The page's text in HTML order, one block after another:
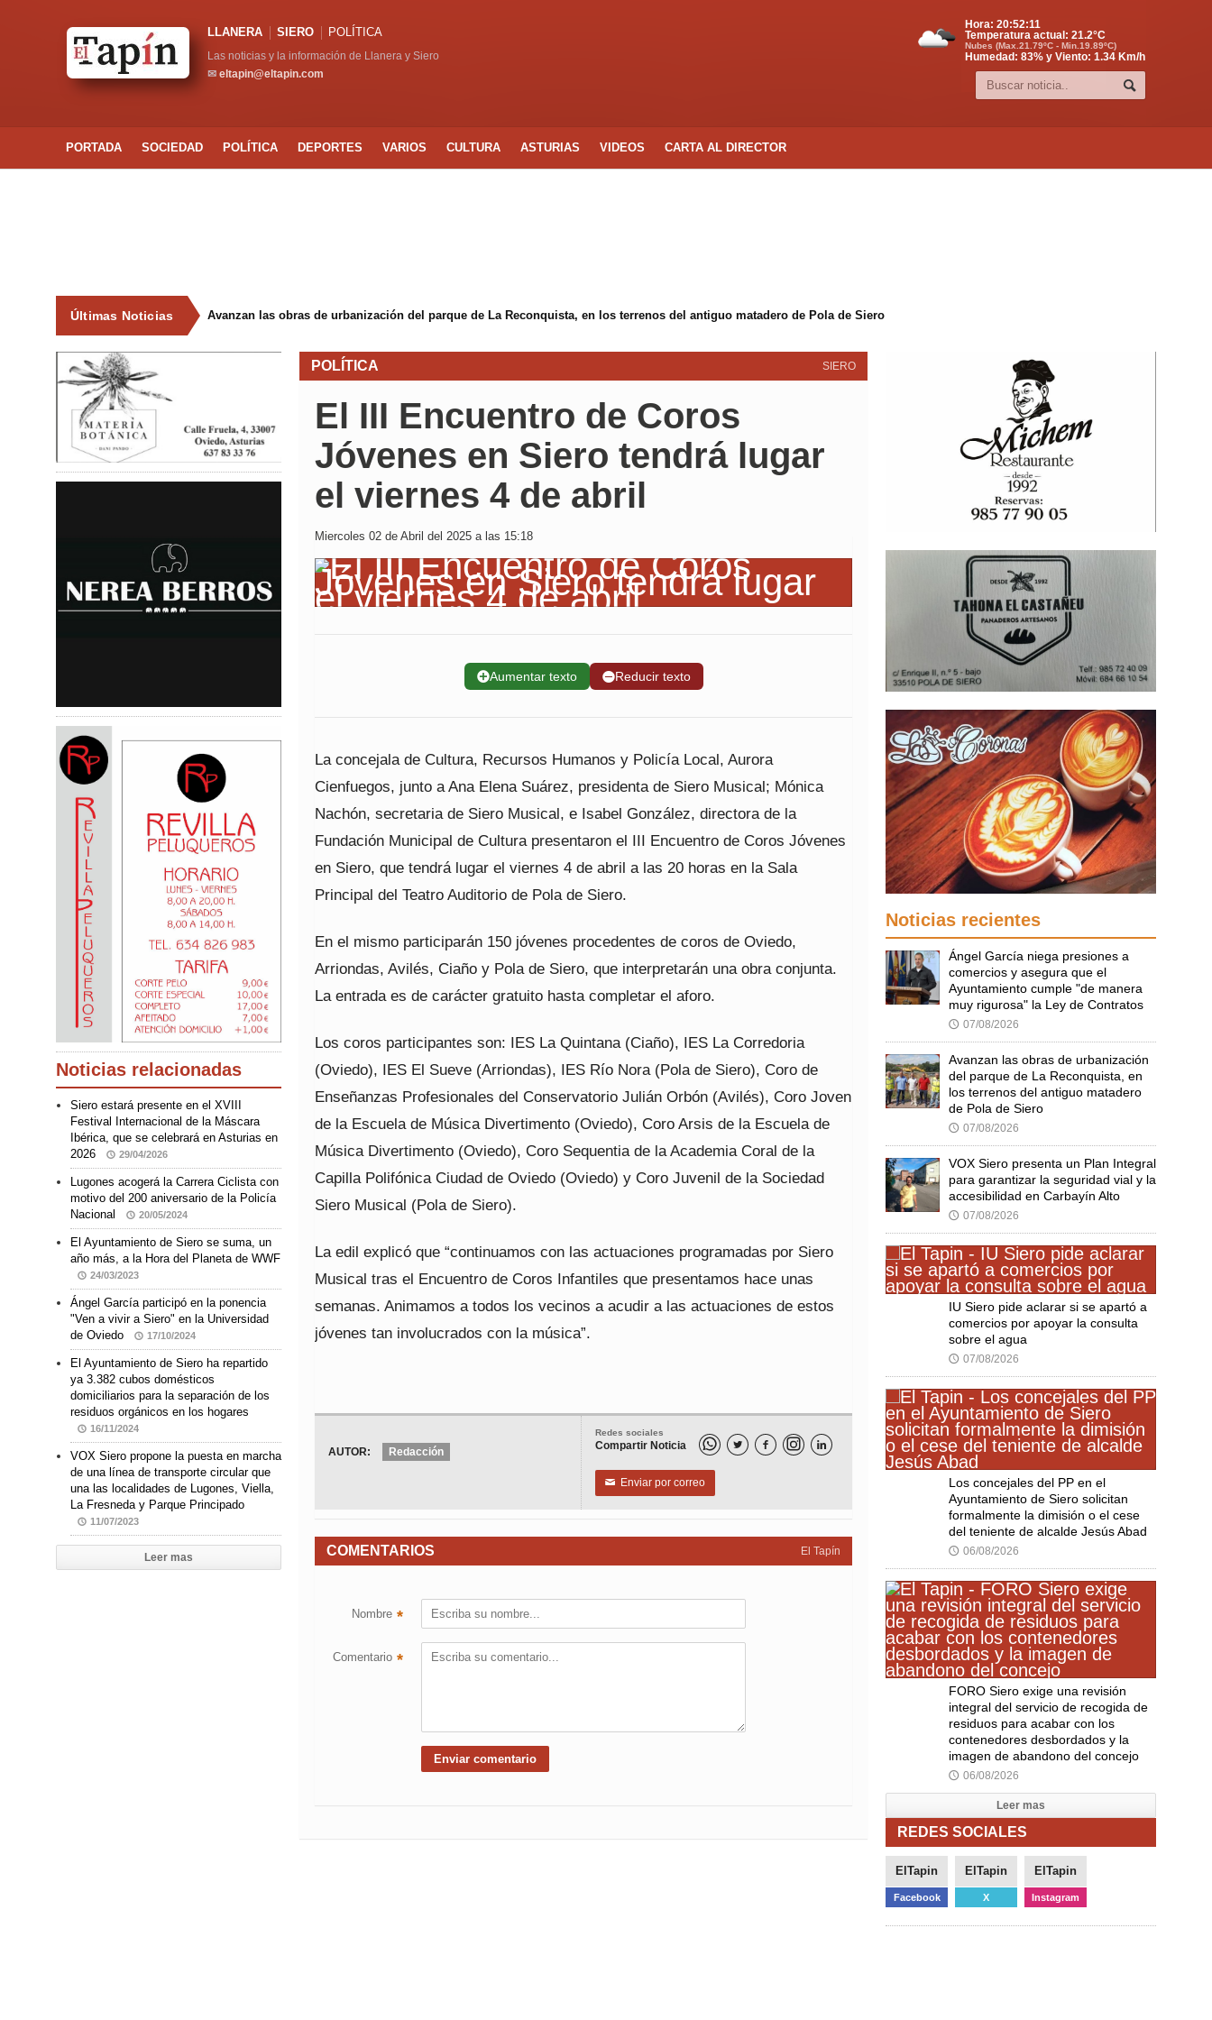
LLANERA SIERO POLÍTICA
Las noticias y la información de Llanera y Siero
✉ eltapin@eltapin.com
Hora: 20:52:11
Temperatura actual: 21.2°C
Nubes (Max.21.79ºC - Min.19.89ºC)
Humedad: 83% y Viento: 1.34 Km/h
PORTADA SOCIEDAD POLÍTICA DEPORTES VARIOS CULTURA ASTURIAS VIDEOS CARTA AL DIRECTOR
Últimas Noticias Avanzan las obras de urbanización del parque de La Reconquista, en los terrenos del antiguo matadero de Pola de Siero
SIERO
POLÍTICA
El III Encuentro de Coros
Jóvenes en Siero tendrá lugar
el viernes 4 de abril
Miercoles 02 de Abril del 2025 a las 15:18
➕Aumentar texto ➖Reducir texto
La concejala de Cultura, Recursos Humanos y Policía Local, Aurora
Cienfuegos, junto a Ana Elena Suárez, presidenta de Siero Musical; Mónica
Nachón, secretaria de Siero Musical, e Isabel González, directora de la
Fundación Municipal de Cultura presentaron el III Encuentro de Coros Jóvenes
en Siero, que tendrá lugar el viernes 4 de abril a las 20 horas en la Sala
Principal del Teatro Auditorio de Pola de Siero.
En el mismo participarán 150 jóvenes procedentes de coros de Oviedo,
Arriondas, Avilés, Ciaño y Pola de Siero, que interpretarán una obra conjunta.
La entrada es de carácter gratuito hasta completar el aforo.
Los coros participantes son: IES La Quintana (Ciaño), IES La Corredoria
(Oviedo), IES El Sueve (Arriondas), IES Río Nora (Pola de Siero), Coro de
Enseñanzas Profesionales del Conservatorio Julián Orbón (Avilés), Coro Joven
de la Escuela de Música Divertimento (Oviedo), Coro Arsis de la Escuela de
Música Divertimento (Oviedo), Coro Sequentia de la Academia Coral de la
Capilla Polifónica Ciudad de Oviedo (Oviedo) y Coro Juvenil de la Sociedad
Siero Musical (Pola de Siero).
La edil explicó que “continuamos con las actuaciones programadas por Siero
Musical tras el Encuentro de Coros Infantiles que presentamos hace unas
semanas. Animamos a todos los vecinos a acudir a las actuaciones de estos
jóvenes tan involucrados con la música”.
Redes sociales
Compartir Noticia   
✉ Enviar por correo
AUTOR: Redacción
El Tapín
COMENTARIOS
Nombre *
Comentario *
Noticias relacionadas
Siero estará presente en el XVIII
Festival Internacional de la Máscara
Ibérica, que se celebrará en Asturias en
2026
29/04/2026
Lugones acogerá la Carrera Ciclista con
motivo del 200 aniversario de la Policía
Nacional
20/05/2024
El Ayuntamiento de Siero se suma, un
año más, a la Hora del Planeta de WWF
24/03/2023
Ángel García participó en la ponencia
"Ven a vivir a Siero" en la Universidad
de Oviedo
17/10/2024
El Ayuntamiento de Siero ha repartido
ya 3.382 cubos domésticos
domiciliarios para la separación de los
residuos orgánicos en los hogares
16/11/2024
VOX Siero propone la puesta en marcha
de una línea de transporte circular que
una las localidades de Lugones, Viella,
La Fresneda y Parque Principado
11/07/2023
Leer mas
Noticias recientes
Ángel García niega presiones a
comercios y asegura que el
Ayuntamiento cumple "de manera
muy rigurosa" la Ley de Contratos
🕔 07/08/2026
Avanzan las obras de urbanización
del parque de La Reconquista, en
los terrenos del antiguo matadero
de Pola de Siero
🕔 07/08/2026
VOX Siero presenta un Plan Integral
para garantizar la seguridad vial y la
accesibilidad en Carbayín Alto
🕔 07/08/2026
IU Siero pide aclarar si se apartó a
comercios por apoyar la consulta
sobre el agua
🕔 07/08/2026
Los concejales del PP en el
Ayuntamiento de Siero solicitan
formalmente la dimisión o el cese
del teniente de alcalde Jesús Abad
🕔 06/08/2026
FORO Siero exige una revisión
integral del servicio de recogida de
residuos para acabar con los
contenedores desbordados y la
imagen de abandono del concejo
🕔 06/08/2026
Leer mas
REDES SOCIALES
ElTapin
Facebook
ElTapin
X
ElTapin
Instagram